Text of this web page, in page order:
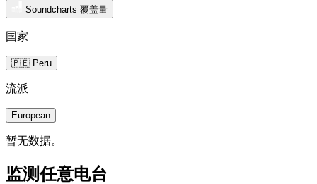
Soundcharts 覆盖量
国家
🇵🇪 Peru
流派
European
暂无数据。
监测任意电台